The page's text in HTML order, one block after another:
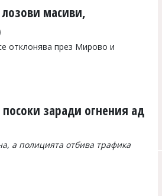
масиви,
отклонява през Мирово и
заради огнения ад
а полицията отбива трафика